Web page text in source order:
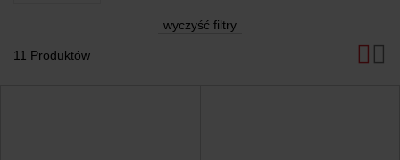
11 Produktów
wyczyść filtry